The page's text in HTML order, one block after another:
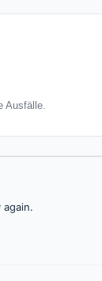
Ausfälle.